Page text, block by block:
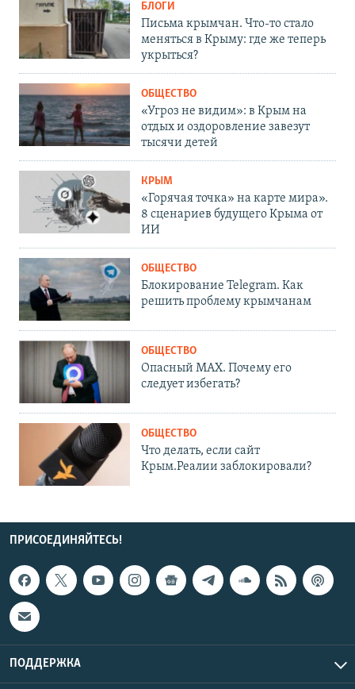
БЛОГИ
Письма крымчан. Что-то стало
меняться в Крыму: где же теперь
укрыться?
ОБЩЕСТВО
«Угроз не видим»: в Крым на
отдых и оздоровление завезут
тысячи детей
КРЫМ
«Горячая точка» на карте мира».
8 сценариев будущего Крыма от
ИИ
ОБЩЕСТВО
Блокирование Telegram. Как
решить проблему крымчанам
ОБЩЕСТВО
Опасный MAX. Почему его
следует избегать?
ОБЩЕСТВО
Что делать, если сайт
Крым.Реалии заблокировали?
ПРИСОЕДИНЯЙТЕСЬ!
ПОДДЕРЖКА